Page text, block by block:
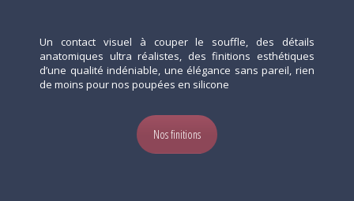
Un contact visuel à couper le souffle, des détails
anatomiques ultra réalistes, des finitions esthétiques
d’une qualité indéniable, une élégance sans pareil, rien
de moins pour nos poupées en silicone
Nos finitions